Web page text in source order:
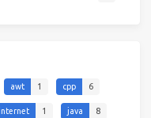
awt 1 cpp 6
1 java 8